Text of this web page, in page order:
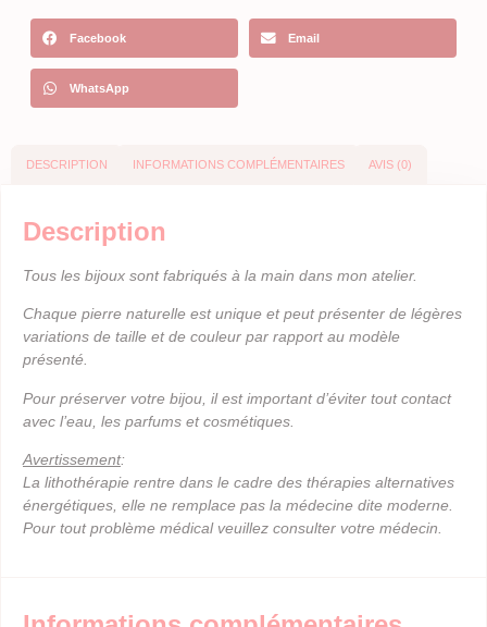
Facebook Email
WhatsApp
DESCRIPTION INFORMATIONS COMPLÉMENTAIRES AVIS (0)
Description
Tous les bijoux sont fabriqués à la main dans mon atelier.
Chaque pierre naturelle est unique et peut présenter de légères
variations de taille et de couleur par rapport au modèle
présenté.
Pour préserver votre bijou, il est important d’éviter tout contact
avec l’eau, les parfums et cosmétiques.
Avertissement:
La lithothérapie rentre dans le cadre des thérapies alternatives
énergétiques, elle ne remplace pas la médecine dite moderne.
Pour tout problème médical veuillez consulter votre médecin.